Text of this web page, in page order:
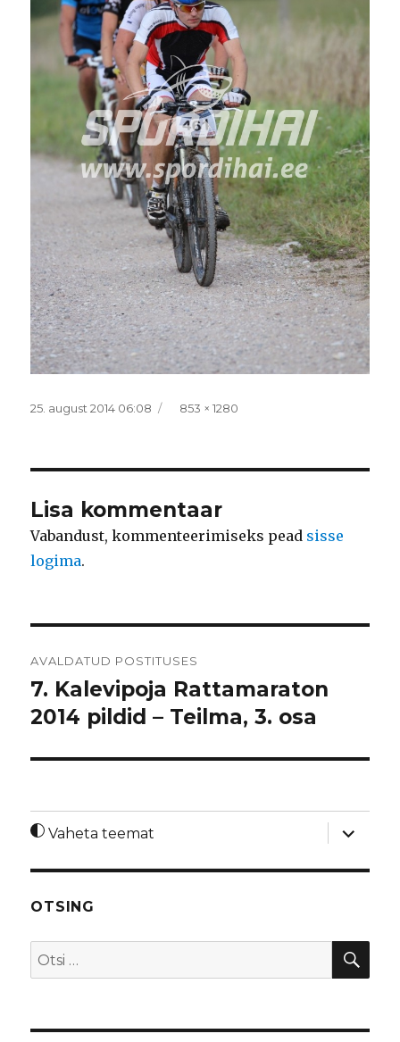
Postitatud
25. august 2014 06:08 Täissuurus
853 × 1280
Lisa kommentaar
Vabandust, kommenteerimiseks pead sisse
logima.
AVALDATUD POSTITUSES
7. Kalevipoja Rattamaraton
2014 pildid – Teilma, 3. osa
Vaheta teemat
laienda
OTSING
Otsi: